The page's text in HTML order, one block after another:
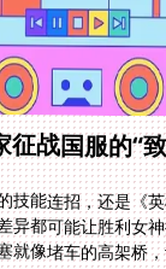
战国服的“
技能连招，还是《
异都可能让胜利女
就像堵车的高架桥